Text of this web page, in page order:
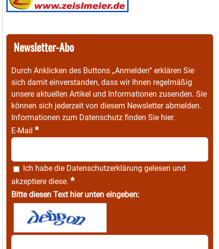
Newsletter-Abo
Durch Anklicken des Buttons „Anmelden“ erklären Sie
sich damit einverstanden, dass wir Ihnen regelmäßig
unsere aktuellen Artikel und Informationen zusenden. Sie
können sich jederzeit von diesem Newsletter abmelden.
Informationen zum Datenschutz finden Sie hier.
E-Mail *
Ich habe die Datenschutzerklärung gelesen und
akzeptiere diese. *
Bitte diesen Text hier unten eingeben: